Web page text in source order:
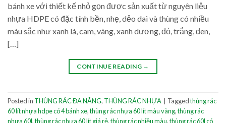
bánh xe với thiết kế nhỏ gọn được sản xuất từ nguyên liệu
nhựa HDPE có đặc tính bền, nhẹ, dẻo dai và thùng có nhiều
màu sắc như xanh lá, cam, vàng, xanh dương, đỏ, trắng, đen,
[…]
CONTINUE READING →
Posted in THÙNG RÁC ĐA NĂNG, THÙNG RÁC NHỰA Taggedthùng rác
60 lít nhựa hdpe có 4 bánh xe,thùng rác nhựa 60 lít màu vàng,thùng rác
nhựa 60l,thùng rác nhựa 60 lít giá rẻ,thùng rác nhiều màu,thùng rác 60l có